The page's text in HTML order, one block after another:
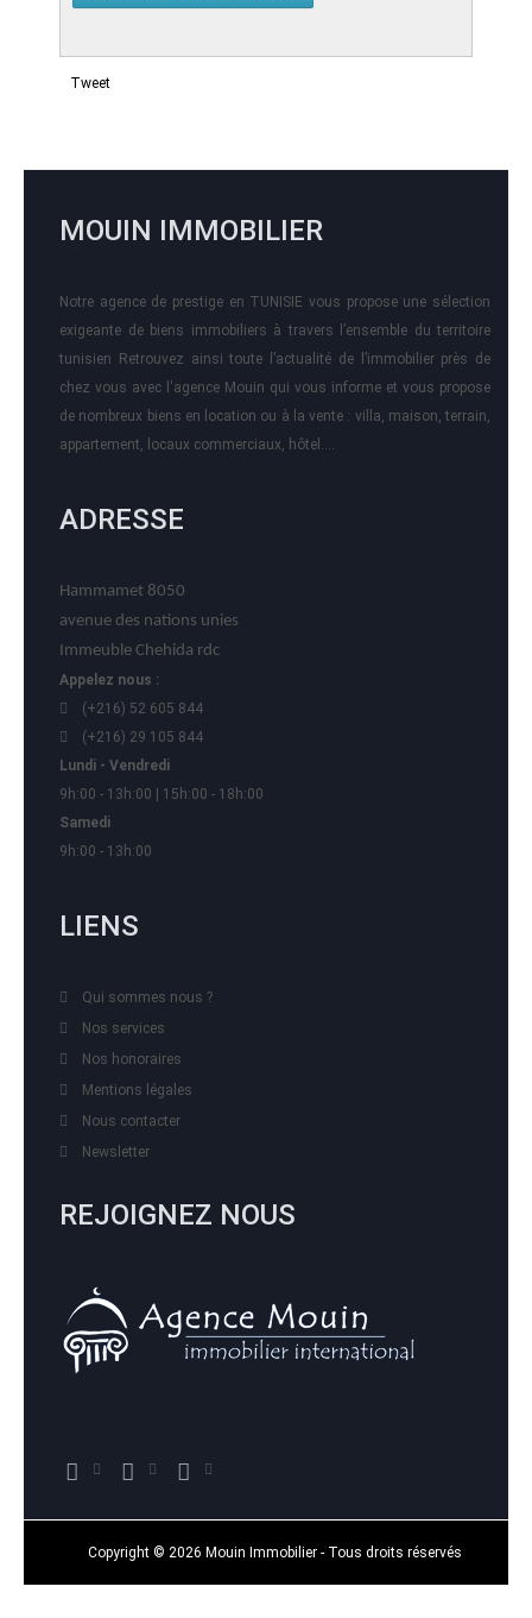
Tweet
MOUIN IMMOBILIER
Notre agence de prestige en TUNISIE vous propose une sélection
exigeante de biens immobiliers à travers l’ensemble du territoire
tunisien Retrouvez ainsi toute l’actualité de l’immobilier près de
chez vous avec l'agence Mouin qui vous informe et vous propose
de nombreux biens en location ou à la vente : villa, maison, terrain,
appartement, locaux commerciaux, hôtel….
ADRESSE
Hammamet 8050
avenue des nations unies
Immeuble Chehida rdc
Appelez nous :
(+216) 52 605 844
(+216) 29 105 844
Lundi - Vendredi
9h:00 - 13h:00 | 15h:00 - 18h:00
Samedi
9h:00 - 13h:00
LIENS
Qui sommes nous ?
Nos services
Nos honoraires
Mentions légales
Nous contacter
Newsletter
REJOIGNEZ NOUS
Copyright © 2026 Mouin Immobilier - Tous droits réservés